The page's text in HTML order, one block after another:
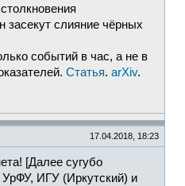
засекут слияние чёрных
событий в час, а не в
Статья. arXiv.
17.04.2018, 18:23
[Далее сугубо
УрФУ, ИГУ (Иркутский) и